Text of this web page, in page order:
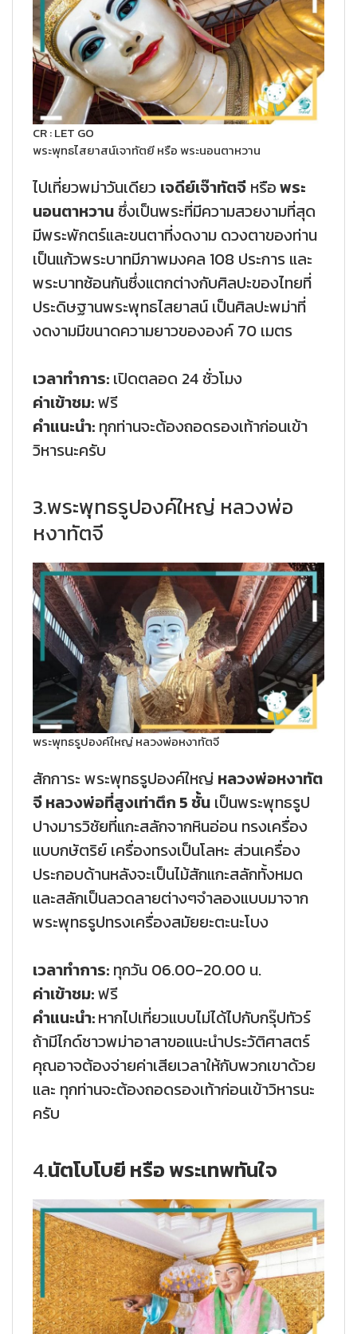
CR : LET GO
พระพุทธไสยาสน์เจาทัตยี หรือ พระนอนตาหวาน
ไปเที่ยวพม่าวันเดียว เจดีย์เจ๊าทัตจี หรือพระ
นอนตาหวาน ซึ่งเป็นพระที่มีความสวยงามที่สุด
มีพระพักตร์และขนตาที่งดงาม ดวงตาของท่าน
เป็นแก้วพระบาทมีภาพมงคล 108 ประการ และ
พระบาทซ้อนกันซึ่งแตกต่างกับศิลปะของไทยที่
ประดิษฐานพระพุทธไสยาสน์ เป็นศิลปะพม่าที่
งดงามมีขนาดความยาวขององค์ 70 เมตร
เวลาทำการ: เปิดตลอด 24 ชั่วโมง
ค่าเข้าชม:ฟรี
คำแนะนำ: ทุกท่านจะต้องถอดรองเท้าก่อนเข้า
วิหารนะครับ
3.พระพุทธรูปองค์ใหญ่ หลวงพ่อ
หงาทัตจี
พระพุทธรูปองค์ใหญ่ หลวงพ่อหงาทัตจี
สักการะ พระพุทธรูปองค์ใหญ่ หลวงพ่อหงาทัต
จี หลวงพ่อที่สูงเท่าตึก 5 ชั้น เป็นพระพุทธรูป
ปางมารวิชัยที่แกะสลักจากหินอ่อน ทรงเครื่อง
แบบกษัตริย์ เครื่องทรงเป็นโลหะ ส่วนเครื่อง
ประกอบด้านหลังจะเป็นไม้สักแกะสลักทั้งหมด
และสลักเป็นลวดลายต่างๆจำลองแบบมาจาก
พระพุทธรูปทรงเครื่องสมัยยะตะนะโบง
เวลาทำการ: ทุกวัน 06.00-20.00 น.
ค่าเข้าชม:ฟรี
คำแนะนำ:หากไปเที่ยวแบบไม่ได้ไปกับกรุ๊ปทัวร์
ถ้ามีไกด์ชาวพม่าอาสาขอแนะนำประวัติศาสตร์
คุณอาจต้องจ่ายค่าเสียเวลาให้กับพวกเขาด้วย
และ ทุกท่านจะต้องถอดรองเท้าก่อนเข้าวิหารนะ
ครับ
4.นัตโบโบยี หรือ พระเทพทันใจ